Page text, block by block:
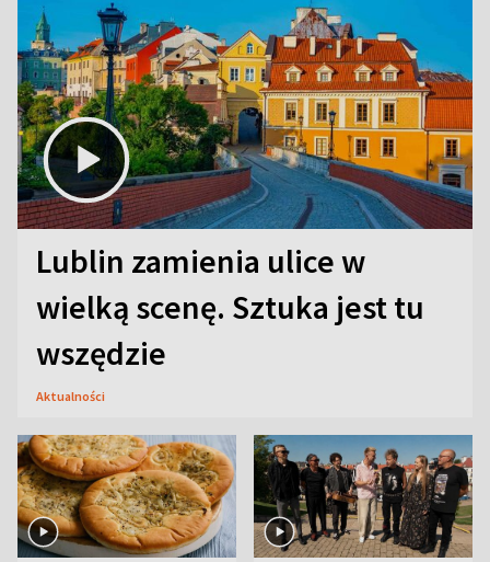
Lublin zamienia ulice w
wielką scenę. Sztuka jest tu
wszędzie
Aktualności